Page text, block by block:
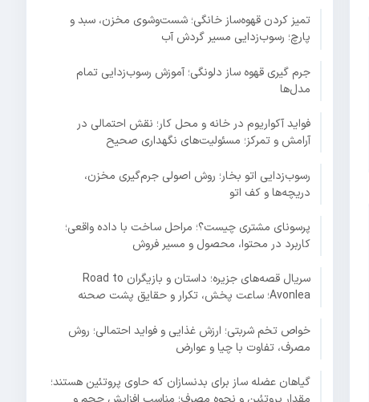
تمیز کردن قهوه‌ساز خانگی؛ شست‌وشوی مخزن، سبد و
پارچ؛ رسوب‌زدایی مسیر گردش آب
جرم گیری قهوه ساز دلونگی؛ آموزش رسوب‌زدایی تمام
مدل‌ها
فواید آکواریوم در خانه و محل کار؛ نقش احتمالی در
آرامش و تمرکز؛ مسئولیت‌های نگهداری صحیح
رسوب‌زدایی اتو بخار؛ روش اصولی جرم‌گیری مخزن،
دریچه‌ها و کف اتو
پرسونای مشتری چیست؟؛ مراحل ساخت با داده واقعی؛
کاربرد در محتوا، محصول و مسیر فروش
سریال قصه‌های جزیره؛ داستان و بازیگران Road to
Avonlea؛ ساعت پخش، تکرار و حقایق پشت صحنه
خواص تخم شربتی؛ ارزش غذایی و فواید احتمالی؛ روش
مصرف، تفاوت با چیا و عوارض
گیاهان عضله ساز برای بدنسازان که حاوی پروتئین هستند؛